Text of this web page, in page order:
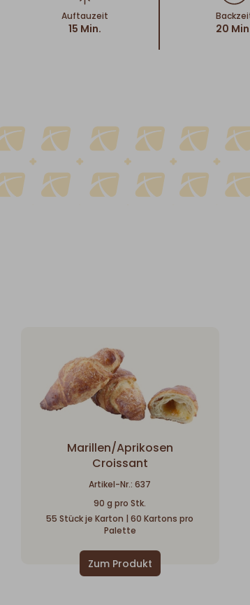
Auftauzeit
15 Min. 20
Marillen/Aprikosen
Croissant
Artikel-Nr.: 637
90 g pro Stk.
55 Stück je Karton | 60 Kartons pro
Palette